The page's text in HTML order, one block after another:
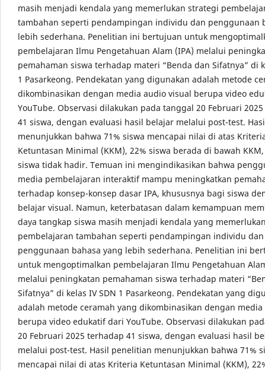
masih menjadi kendala yang memerlukan strategi
tambahan seperti pendampingan individu dan penggunaan
lebih sederhana. Penelitian ini bertujuan untuk
pembelajaran Ilmu Pengetahuan Alam (IPA) melalui
pemahaman siswa terhadap materi “Benda dan Sifatnya” di
1 Pasarkeong. Pendekatan yang digunakan adalah metode
dikombinasikan dengan media audio visual berupa video
YouTube. Observasi dilakukan pada tanggal 20 Februari
41 siswa, dengan evaluasi hasil belajar melalui post-test.
menunjukkan bahwa 71% siswa mencapai nilai di atas
Ketuntasan Minimal (KKM), 22% siswa berada di bawah
siswa tidak hadir. Temuan ini mengindikasikan bahwa
media pembelajaran interaktif mampu meningkatkan
terhadap konsep-konsep dasar IPA, khususnya bagi siswa
belajar visual. Namun, keterbatasan dalam kemampuan
daya tangkap siswa masih menjadi kendala yang
pembelajaran tambahan seperti pendampingan individu dan
penggunaan bahasa yang lebih sederhana. Penelitian ini
untuk mengoptimalkan pembelajaran Ilmu Pengetahuan
melalui peningkatan pemahaman siswa terhadap materi
Sifatnya” di kelas IV SDN 1 Pasarkeong. Pendekatan yang
adalah metode ceramah yang dikombinasikan dengan
berupa video edukatif dari YouTube. Observasi dilakukan
20 Februari 2025 terhadap 41 siswa, dengan evaluasi hasil
melalui post-test. Hasil penelitian menunjukkan bahwa 71%
mencapai nilai di atas Kriteria Ketuntasan Minimal (KKM),